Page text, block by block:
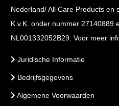
Nederland/ All Care Products en
K.v.K. onder nummer 27140889
NL001332052B29. Voor meer
Juridische Informatie
Bedrijfsgegevens
Algemene Voorwaarden